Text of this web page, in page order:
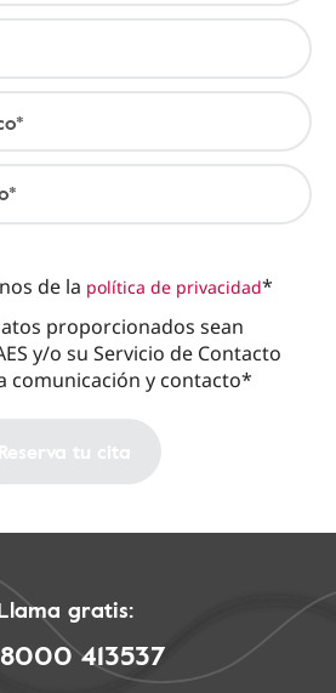
de la política de privacidad*
proporcionados sean
y/o su Servicio de Contacto
comunicación y contacto*
Reserva tu cita
gratis:
413537